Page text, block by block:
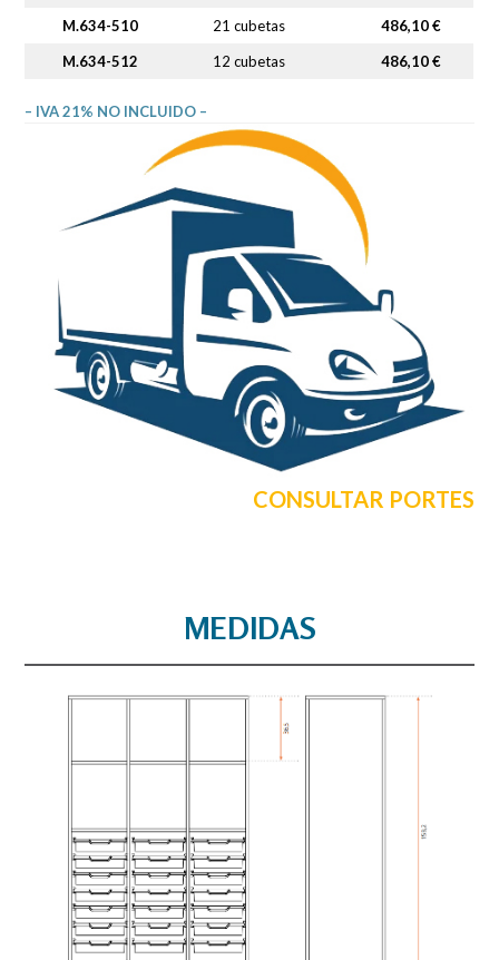
M.634-510
21 cubetas
486,10 €
M.634-512
12 cubetas 486,10 €
– IVA 21% NO INCLUIDO –
CONSULTAR PORTES
MEDIDAS